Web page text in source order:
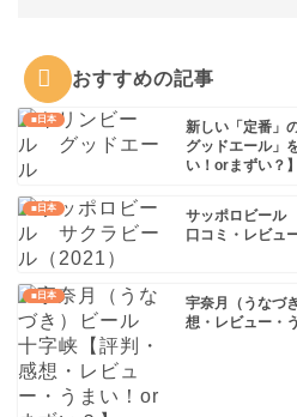
おすすめの記事
■日本
新しい「定番」
グッドエール」
い！orまずい？】
■日本
サッポロビール
口コミ・レビュー
■日本
宇奈月（うなづ
想・レビュー・